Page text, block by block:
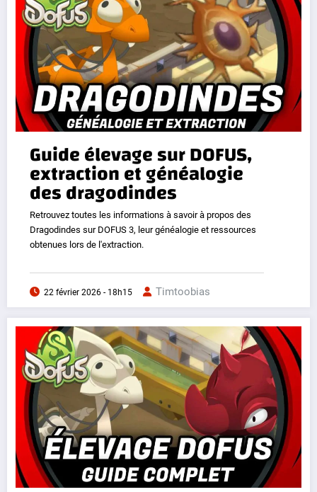
Guide élevage sur DOFUS,
extraction et généalogie
des dragodindes
Retrouvez toutes les informations à savoir à propos des
Dragodindes sur DOFUS 3, leur généalogie et ressources
obtenues lors de l'extraction.
22 février 2026 - 18h15 Timtoobias